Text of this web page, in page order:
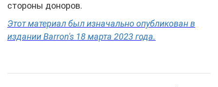
стороны доноров.
Этот материал был изначально опубликован в
издании Barron's 18 марта 2023 года.